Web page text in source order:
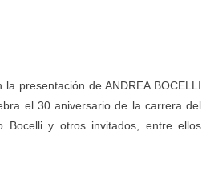
presentación de ANDREA BOCELLI
el 30 aniversario de la carrera del
Bocelli y otros invitados, entre ellos